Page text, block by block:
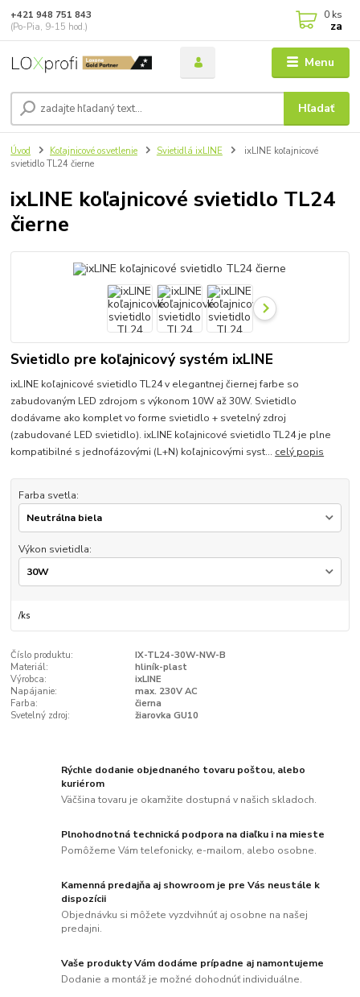
Menu
Hľadať
+421 948 751 843
(Po-Pia, 9-15 hod.)
0 ks
za
Úvod Koľajnicové osvetlenie Svietidlá ixLINE
ixLINE koľajnicové
svietidlo TL24 čierne
ixLINE koľajnicové svietidlo TL24
čierne
Svietidlo pre koľajnicový systém ixLINE
ixLINE koľajnicové svietidlo TL24 v elegantnej čiernej farbe so
zabudovaným LED zdrojom s výkonom 10W až 30W. Svietidlo
dodávame ako komplet vo forme svietidlo + svetelný zdroj
(zabudované LED svietidlo). ixLINE koľajnicové svietidlo TL24 je plne
kompatibilné s jednofázovými (L+N) koľajnicovými syst... celý popis
Farba svetla:
Výkon svietidla:
/ks
Číslo produktu:
IX-TL24-30W-NW-B
Materiál:
hliník-plast
Výrobca:
ixLINE
Napájanie:
max. 230V AC
Farba:
čierna
Svetelný zdroj:
žiarovka GU10
Rýchle dodanie objednaného tovaru poštou, alebo
kuriérom
Väčšina tovaru je okamžite dostupná v našich skladoch.
Plnohodnotná technická podpora na diaľku i na mieste
Pomôžeme Vám telefonicky, e-mailom, alebo osobne.
Kamenná predajňa aj showroom je pre Vás neustále k
dispozícii
Objednávku si môžete vyzdvihnúť aj osobne na našej
predajni.
Vaše produkty Vám dodáme prípadne aj namontujeme
Dodanie a montáž je možné dohodnúť individuálne.